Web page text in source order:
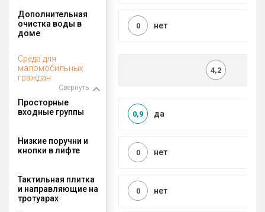
Дополнительная
очистка воды в
доме
нет
0
Среда для
маломобильных
граждан
Свернуть
4,2
Просторные
входные группы
да
0,9
Низкие поручни и
кнопки в лифте
нет
0
Тактильная плитка
и направляющие на
тротуарах
нет
0